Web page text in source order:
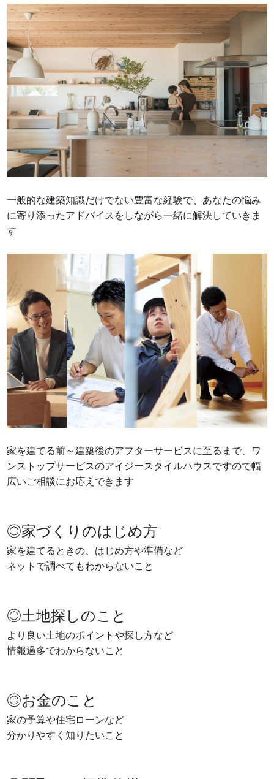
一般的な建築知識だけでない豊富な経験で、 あなたの悩み
に寄り添ったアドバイスをしながら一緒に解決していきま
す
家を建てる前～建築後のアフターサービスに至るまで、ワ
ンストップサービスのアイジースタイルハウスですので幅
広いご相談にお応えできます
◎家づくりのはじめ方
家を建てるときの、はじめ方や準備など
ネットで調べてもわからないこと
◎土地探しのこと
より良い土地のポイントや探し方など
情報過多でわからないこと
◎お金のこと
家の予算や住宅ローンなど
分かりやすく知りたいこと